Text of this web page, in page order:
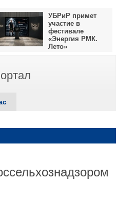
УБРиР примет
участие в
фестивале
«Энергия РМК.
Лето»